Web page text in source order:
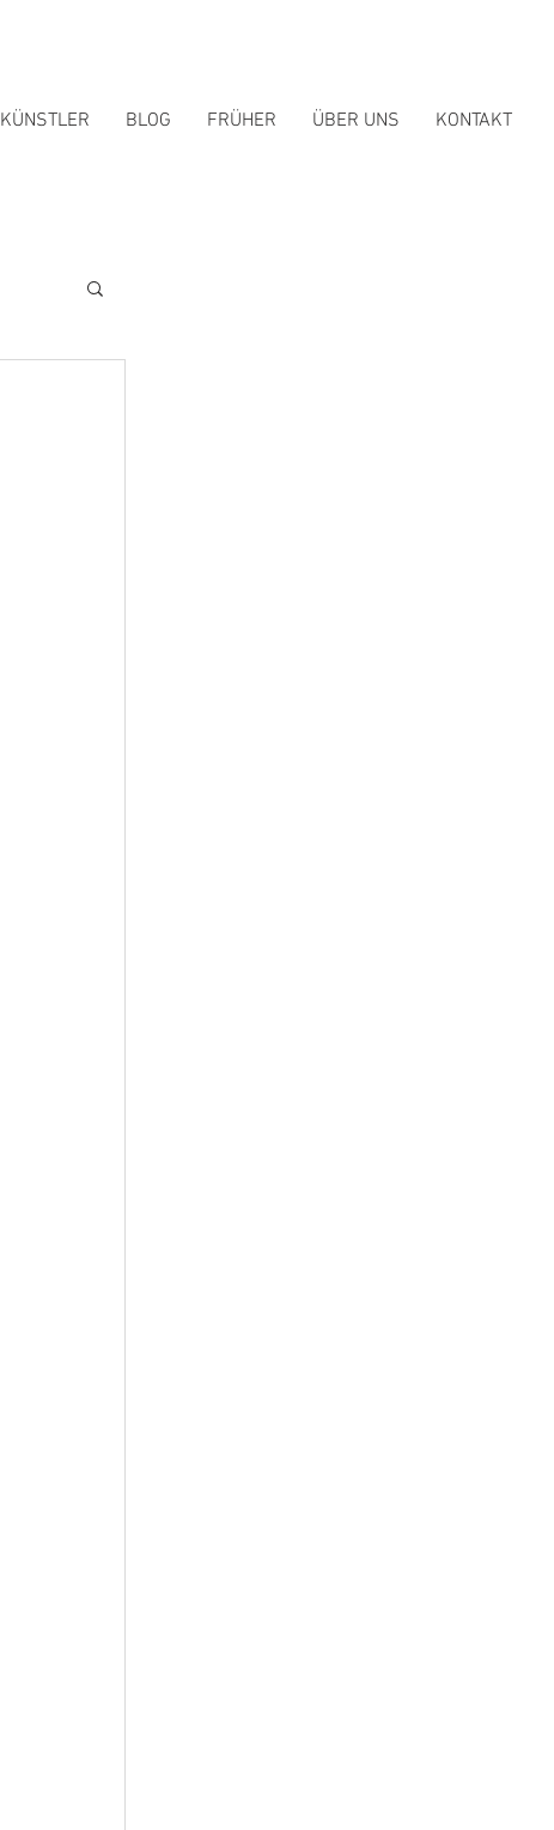
KÜNSTLER BLOG FRÜHER ÜBER UNS KONTAKT